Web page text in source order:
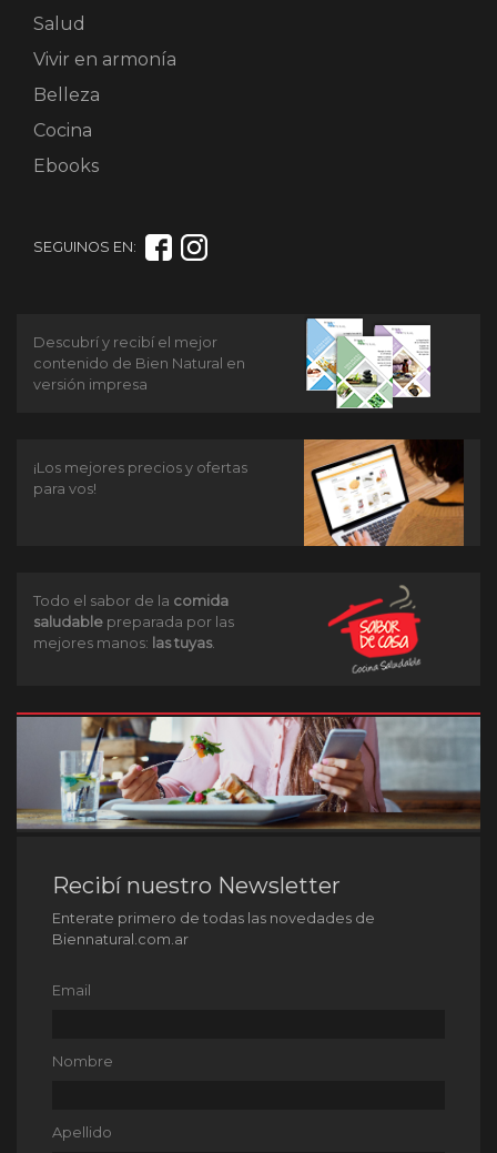
Salud
Vivir en armonía
Belleza
Cocina
Ebooks
SEGUINOS EN:
Descubrí y recibí el mejor
contenido de Bien Natural en
versión impresa
¡Los mejores precios y ofertas
para vos!
Todo el sabor de la comida
saludable preparada por las
mejores manos: las tuyas.
Recibí nuestro Newsletter
Enterate primero de todas las novedades de
Biennatural.com.ar
Email
Nombre
Apellido